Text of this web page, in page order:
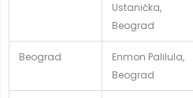
Ustanička,
Beograd
Beograd
Enmon Palilula,
Beograd